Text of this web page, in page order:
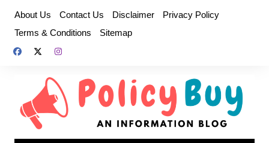
content
About Us Contact Us Disclaimer
Privacy Policy
Terms & Conditions
Sitemap